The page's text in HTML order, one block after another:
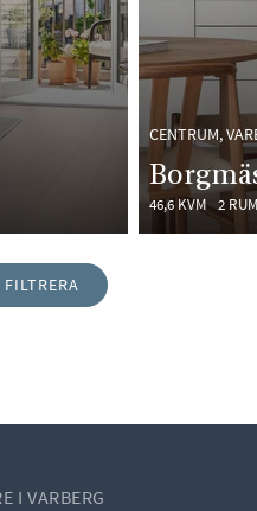
CENTRUM,
46,6 KVM 2 RUM
I VARBERG